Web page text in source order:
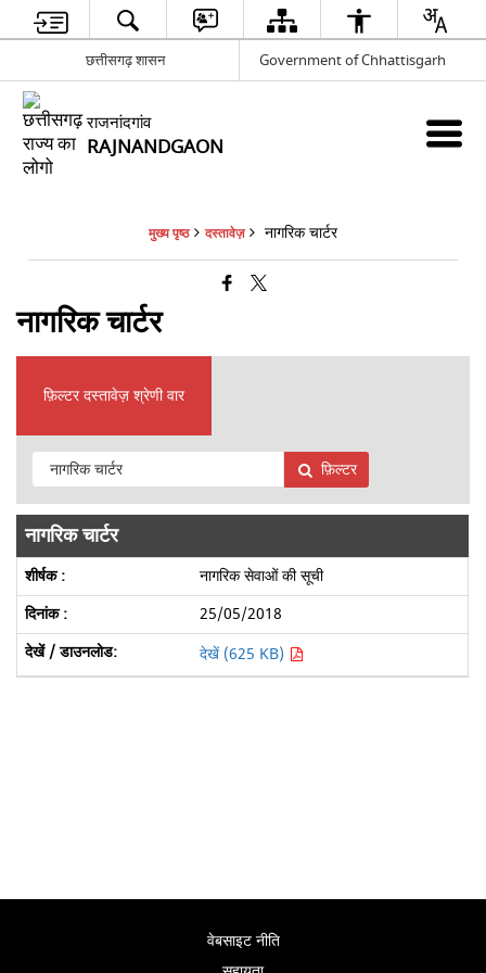
छत्तीसगढ़ शासन Government of Chhattisgarh
राजनांदगांव
RAJNANDGAON
मुख्य पृष्ठ दस्तावेज़ नागरिक चार्टर
नागरिक चार्टर
फ़िल्टर दस्तावेज़ श्रेणी वार
फ़िल्टर
नागरिक चार्टर
नागरिक सेवाओं की सूची
25/05/2018
देखें (625 KB)
वेबसाइट नीति